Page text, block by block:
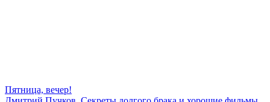
Пятница, вечер!